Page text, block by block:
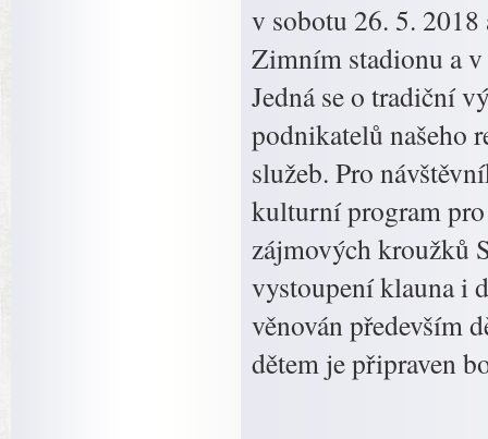
v sobotu 26. 5.
Zimním stadionu a
Jedná se o tradiční
podnikatelů našeho
služeb. Pro
kulturní program
zájmových kroužků
vystoupení klauna i
věnován především
dětem je připraven